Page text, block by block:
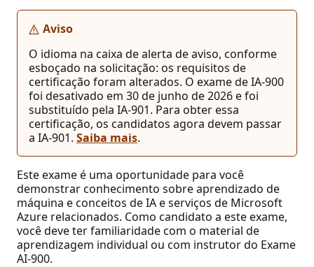
Aviso
O idioma na caixa de alerta de aviso, conforme
esboçado na solicitação: os requisitos de
certificação foram alterados. O exame de IA-900
foi desativado em 30 de junho de 2026 e foi
substituído pela IA-901. Para obter essa
certificação, os candidatos agora devem passar
a IA-901. Saiba mais.
Este exame é uma oportunidade para você
demonstrar conhecimento sobre aprendizado de
máquina e conceitos de IA e serviços de Microsoft
Azure relacionados. Como candidato a este exame,
você deve ter familiaridade com o material de
aprendizagem individual ou com instrutor do Exame
AI-900.